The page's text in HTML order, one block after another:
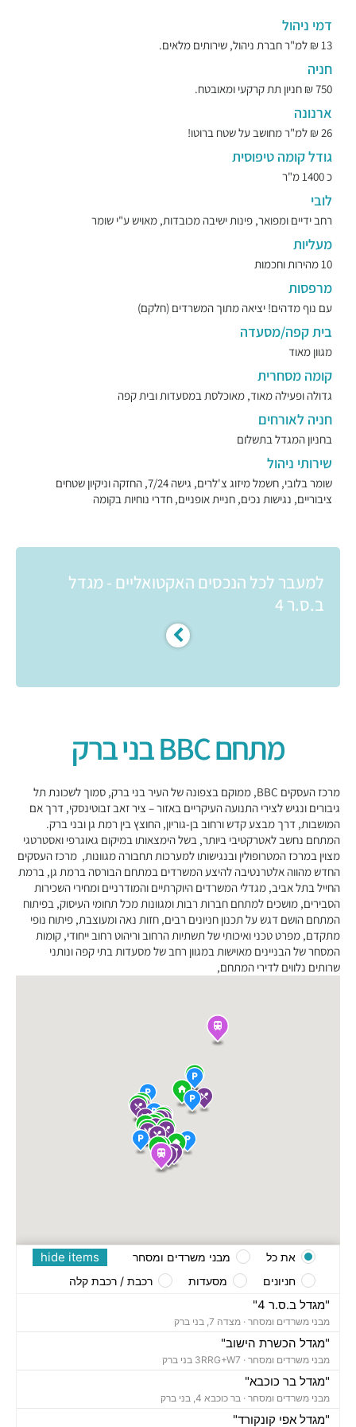
דמי ניהול
13 ₪ למ"ר חברת ניהול, שירותים מלאים.
חניה
750 ₪ חניון תת קרקעי ומאובטח.
ארנונה
26 ₪ למ"ר מחושב על שטח ברוטו!
גודל קומה טיפוסית
כ 1400 מ"ר
לובי
רחב ידיים ומפואר, פינות ישיבה מכובדות, מאויש ע"י שומר
מעליות
10 מהירות וחכמות
מרפסות
עם נוף מדהים! יציאה מתוך המשרדים (חלקם)
בית קפה/מסעדה
מגוון מאוד
קומה מסחרית
גדולה ופעילה מאוד, מאוכלסת במסעדות ובית קפה
חניה לאורחים
בחניון המגדל בתשלום
שירותי ניהול
שומר בלובי, חשמל מיזוג צ'לרים, גישה 7/24, החזקה וניקיון שטחים
ציבוריים, נגישות נכים, חניית אופניים, חדרי נוחיות בקומה
למעבר לכל הנכסים האקטואליים - מגדל
ב.ס.ר 4
מתחם BBC בני ברק
מרכז העסקים BBC, ממוקם בצפונה של העיר בני ברק, סמוך לשכונת תל
גיבורים ונגיש לצירי התנועה העיקריים באזור – ציר זאב זבוטינסקי, דרך אם
המושבות, דרך מבצע קדש ורחוב בן-גוריון, החוצץ בין רמת גן ובני ברק.
המתחם נחשב לאטרקטיבי ביותר, בשל הימצאותו במיקום גאוגרפי ואסטרטגי
מצוין במרכז המטרופולין ובנגישותו למערכות תחבורה מגוונות, מרכז העסקים
החדש מהווה אלטרנטיבה להיצע המשרדים במתחם הבורסה ברמת גן, ברמת
החייל בתל אביב, מגדלי המשרדים היוקרתיים והמודרניים ומחירי השכירות
הסבירים, מושכים למתחם חברות רבות ומגוונות מכל תחומי העיסוק, בפיתוח
המתחם הושם דגש על תכנון חניונים רבים, חזות נאה ומעוצבת, פיתוח נופי
מתקדם, מפרט טכני ואיכותי של תשתיות הרחוב וריהוט רחוב ייחודי, קומות
המסחר של הבניינים מאוישות במגוון רחב של מסעדות בתי קפה ונותני
שרותים נלווים לדירי המתחם,
"מגדל ב.ס.ר 4"
מבני משרדים ומסחר · מצדה 7, בני ברק
"מגדל הכשרת הישוב"
מבני משרדים ומסחר ·
"מגדל בר כוכבא"
מבני משרדים ומסחר · בר כוכבא 4, בני ברק
"מגדל אפי קונקורד"
hide items את כל
מבני משרדים ומסחר
חניונים
מסעדות רכבת / רכבת קלה